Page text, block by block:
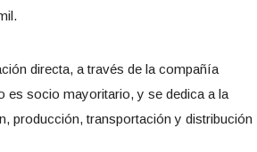
directa, a través de la compañía
es socio mayoritario, y se dedica a la
producción, transportación y distribución